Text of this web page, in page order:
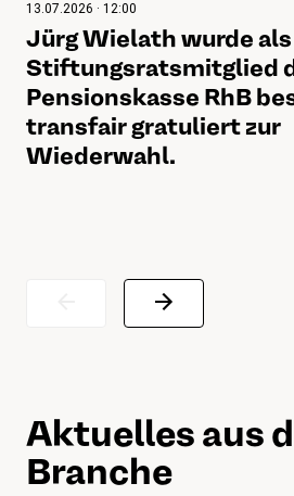
13.07.2026 · 12:00
Jürg Wielath wurde als
Stiftungsratsmitglied
Pensionskasse RhB
transfair gratuliert zur
Wiederwahl.
Aktuelles aus
Branche